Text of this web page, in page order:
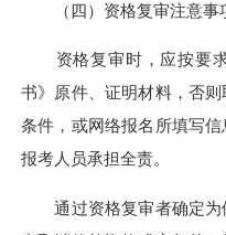
（四）资格复审注意事
资格复审时，应按要求
书》原件、证明材料，否
条件，或网络报名所填写
报考人员承担全责。
通过资格复审者确定为